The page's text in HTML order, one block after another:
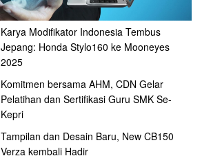
Karya Modifikator Indonesia Tembus
Jepang: Honda Stylo160 ke Mooneyes
2025
Komitmen bersama AHM, CDN Gelar
Pelatihan dan Sertifikasi Guru SMK Se-
Kepri
Tampilan dan Desain Baru, New CB150
Verza kembali Hadir